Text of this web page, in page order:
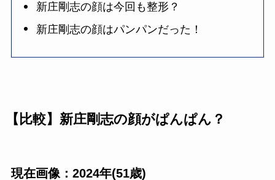
新庄剛志の顔は今回も整形？
新庄剛志の顔はパンパンだった！
【比較】新庄剛志の顔がぱんぱん？
現在画像：2024年(51歳)